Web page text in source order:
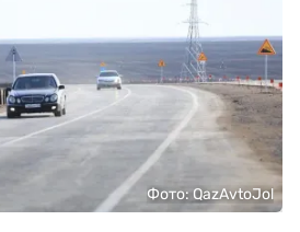
Фото: QazAvtoJol